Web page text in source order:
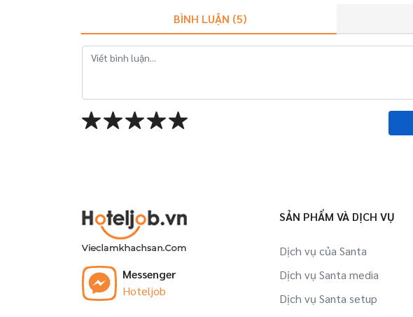
BÌNH LUẬN (5)
Messenger
Hoteljob
SẢN PHẨM VÀ DỊCH VỤ
Dịch vụ của Santa
Dịch vụ Santa media
Dịch vụ Santa setup